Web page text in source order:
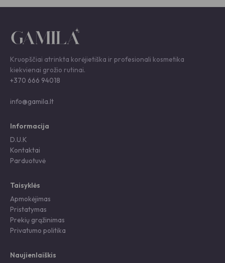
Kruopščiai atrinkta korėjietiška ir profesionali kosmetika
kiekvienai grožio rutinai.
+370 666 94018
info@gamila.lt
Informacija
D.U.K
Kontaktai
Parduotuvė
Taisyklės
Apmokėjimas
Pristatymas
Prekių grąžinimas
Privatumo politika
Naujienlaiškis